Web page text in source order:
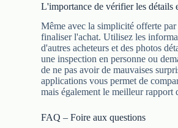
L'importance de vérifier les détails
Même avec la simplicité offerte
finaliser l'achat. Utilisez les
d'autres acheteurs et des photos
une inspection en personne ou
de ne pas avoir de mauvaises
applications vous permet de
mais également le meilleur rapport
FAQ – Foire aux questions